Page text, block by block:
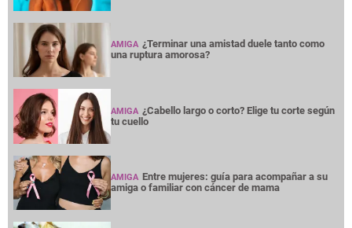
AMIGA ¿Terminar una amistad duele tanto como
una ruptura amorosa?
AMIGA ¿Cabello largo o corto? Elige tu corte según
tu cuello
AMIGA Entre mujeres: guía para acompañar a su
amiga o familiar con cáncer de mama